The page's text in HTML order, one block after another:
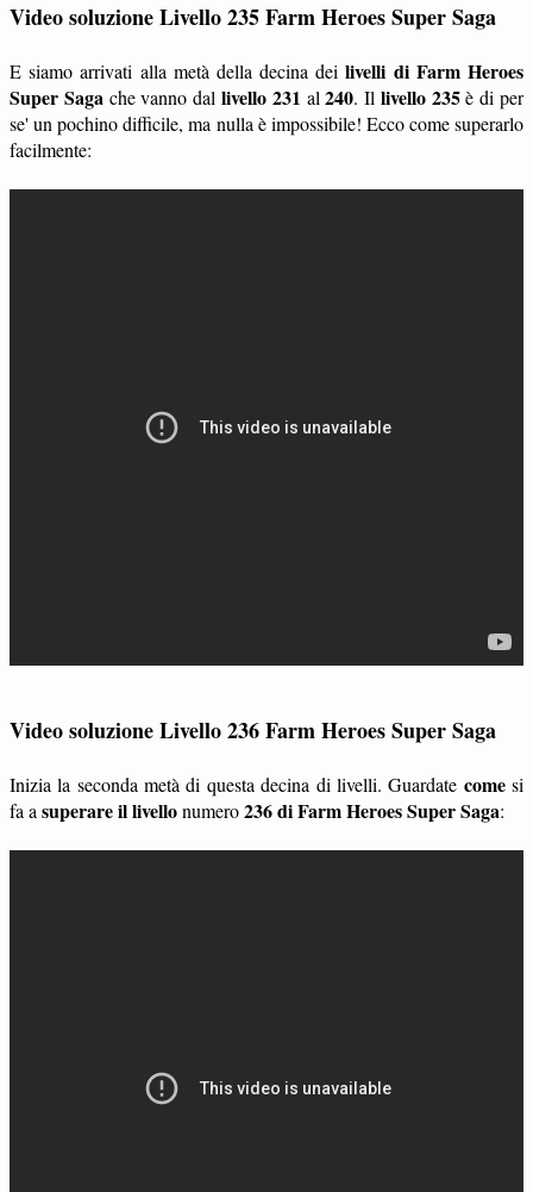
Video soluzione Livello 235 Farm Heroes Super Saga
E siamo arrivati alla metà della decina deilivelli di Farm Heroes
Super Saga che vanno dal livello 231 al240. Il livello 235è di per
se' un pochino difficile, ma nulla è impossibile! Ecco come superarlo
facilmente:
Video soluzione Livello 236 Farm Heroes Super Saga
Inizia la seconda metà di questa decina di livelli. Guardate comesi
fa a superare il livellonumero236 di Farm Heroes Super Saga: